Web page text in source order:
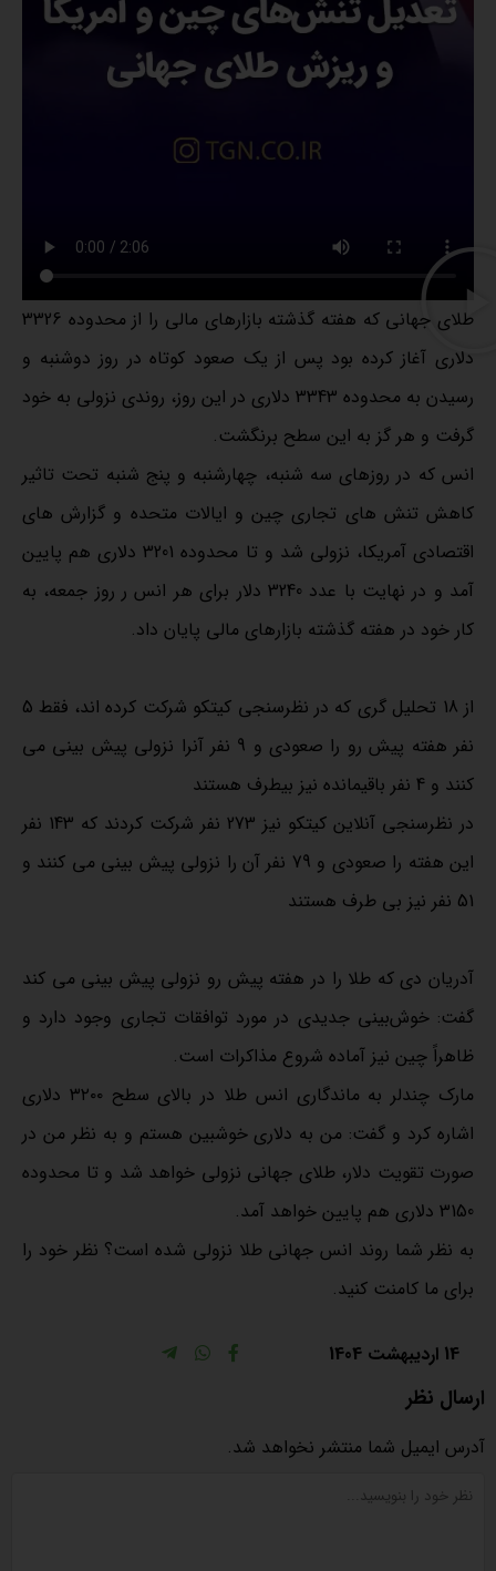
طلای جهانی که هفته گذشته بازارهای مالی را از محدوده 3326
دلاری آغاز کرده بود پس از یک صعود کوتاه در روز دوشنبه و
رسیدن به محدوده 3343 دلاری در این روز، روندی نزولی به خود
گرفت و هر گز به این سطح برنگشت.
انس که در روزهای سه شنبه، چهارشنبه و پنج شنبه تحت تاثیر
کاهش تنش های تجاری چین و ایالات متحده و گزارش های
اقتصادی آمریکا، نزولی شد و تا محدوده 3201 دلاری هم پایین
آمد و در نهایت با عدد 3240 دلار برای هر انس ر روز جمعه، به
کار خود در هفته گذشته بازارهای مالی پایان داد.
از 18 تحلیل گری که در نظرسنجی کیتکو شرکت کرده اند، فقط 5
نفر هفته پیش رو را صعودی و 9 نفر آنرا نزولی پیش بینی می
کنند و 4 نفر باقیمانده نیز بیطرف هستند
در نظرسنجی آنلاین کیتکو نیز 273 نفر شرکت کردند که 143 نفر
این هفته را صعودی و 79 نفر آن را نزولی پیش بینی می کنند و
51 نفر نیز بی طرف هستند
آدریان دی که طلا را در هفته پیش رو نزولی پیش بینی می کند
گفت: خوش‌بینی جدیدی در مورد توافقات تجاری وجود دارد و
ظاهراً چین نیز آماده شروع مذاکرات است.
مارک چندلر به ماندگاری انس طلا در بالای سطح ۳۲۰۰ دلاری
اشاره کرد و گفت: من به دلاری خوشبین هستم و به نظر من در
صورت تقویت دلار، طلای جهانی نزولی خواهد شد و تا محدوده
3150 دلاری هم پایین خواهد آمد.
به نظر شما روند انس جهانی طلا نزولی شده است؟ نظر خود را
برای ما کامنت کنید.
14 اردیبهشت 1404
ارسال نظر
آدرس ایمیل شما منتشر نخواهد شد.